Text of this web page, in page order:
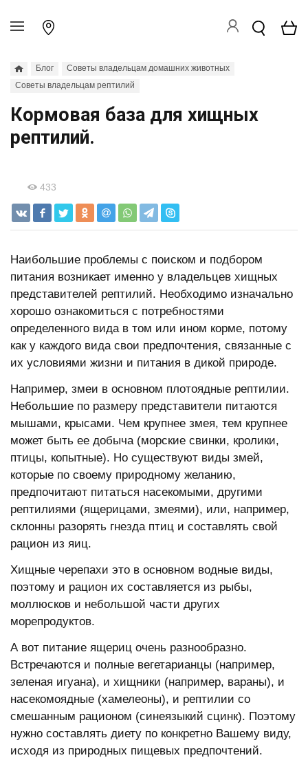
Блог
Советы владельцам домашних животных
Советы владельцам рептилий
Кормовая база для хищных
рептилий.
433
Наибольшие проблемы с поиском и подбором
питания возникает именно у владельцев хищных
представителей рептилий. Необходимо изначально
хорошо ознакомиться с потребностями
определенного вида в том или ином корме, потому
как у каждого вида свои предпочтения, связанные с
их условиями жизни и питания в дикой природе.
Например, змеи в основном плотоядные рептилии.
Небольшие по размеру представители питаются
мышами, крысами. Чем крупнее змея, тем крупнее
может быть ее добыча (морские свинки, кролики,
птицы, копытные). Но существуют виды змей,
которые по своему природному желанию,
предпочитают питаться насекомыми, другими
рептилиями (ящерицами, змеями), или, например,
склонны разорять гнезда птиц и составлять свой
рацион из яиц.
Хищные черепахи это в основном водные виды,
поэтому и рацион их составляется из рыбы,
моллюсков и небольшой части других
морепродуктов.
А вот питание ящериц очень разнообразно.
Встречаются и полные вегетарианцы (например,
зеленая игуана), и хищники (например, вараны), и
насекомоядные (хамелеоны), и рептилии со
смешанным рационом (синеязыкий сцинк). Поэтому
нужно составлять диету по конкретно Вашему виду,
исходя из природных пищевых предпочтений.